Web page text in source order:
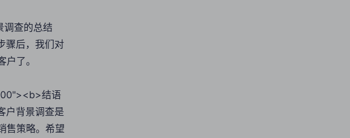
查的总结
后，我们对
了。
结语
背景调查是
售策略。希望